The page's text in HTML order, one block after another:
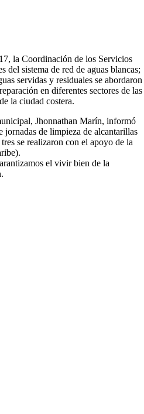
la Coordinación de los Servicios
del sistema de red de aguas blancas;
servidas y residuales se abordaron
en diferentes sectores de las
la ciudad costera.
Jhonnathan Marín, informó
jornadas de limpieza de alcantarillas
se realizaron con el apoyo de la
el vivir bien de la